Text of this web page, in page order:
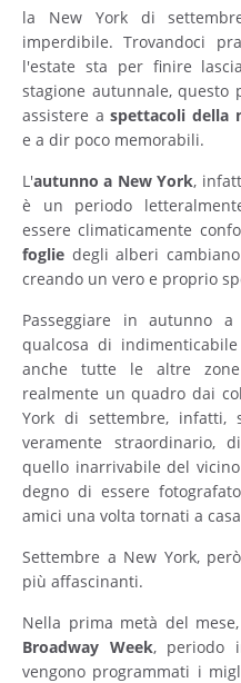
la New York di
imperdibile. Trovandoci
l'estate sta per finire
stagione autunnale, questo
assistere aspettacoli della
e a dir poco memorabili.
L'autunno a New York,
è un periodo
essere climaticamente
foglie degli alberi
creando un vero e proprio
Passeggiare in autunno
qualcosa di
anche tutte le altre
realmente un quadro dai
York di settembre, infatti,
veramente straordinario,
quello inarrivabile del
degno di essere
amici una volta tornati a
Settembre a New York,
più affascinanti.
Nella prima metà del
Broadway Week, periodo
vengono programmati i